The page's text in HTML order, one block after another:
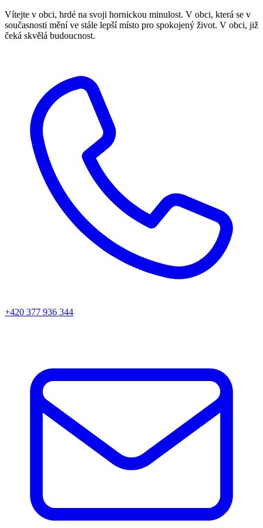
Vítejte v obci, hrdé na svoji hornickou minulost. V obci, která se v
současnosti mění ve stále lepší místo pro spokojený život. V obci, již
čeká skvělá budoucnost.
+420 377 936 344